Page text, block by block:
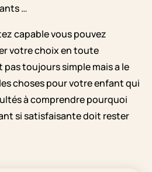
…
capable vous pouvez
votre choix en toute
pas toujours simple mais a le
choses pour votre enfant qui
à comprendre pourquoi
si satisfaisante doit rester